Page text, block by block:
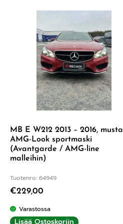
MB E W212 2013 – 2016, musta
AMG-Look sportmaski
(Avantgarde / AMG-line
malleihin)
Tuotenro: 64949
€229,00
Varastossa
Lisää Ostoskoriin